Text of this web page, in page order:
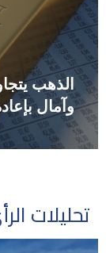
خلال يوم
وآمال
تحليلات